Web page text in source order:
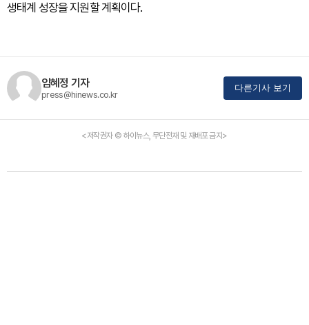
생태계 성장을 지원할 계획이다.
임혜정 기자
press@hinews.co.kr
다른기사 보기
<저작권자 © 하이뉴스, 무단전재 및 재배포 금지>